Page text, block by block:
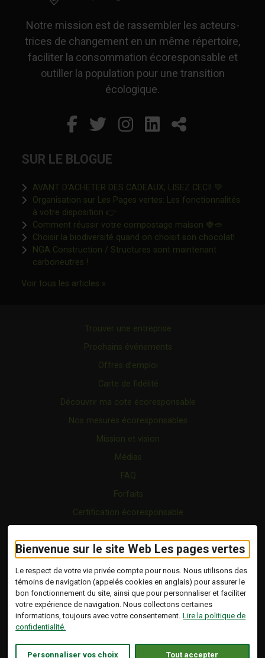
Bienvenue sur le site Web Les pages vertes
Le respect de votre vie privée compte pour nous. Nous utilisons des
témoins de navigation (appelés cookies en anglais) pour assurer le
bon fonctionnement du site, ainsi que pour personnaliser et faciliter
votre expérience de navigation. Nous collectons certaines
informations, toujours avec votre consentement. Lire la politique de
confidentialité.
Personnaliser vos choix Tout accepter
Notre mission est de rassembler les acteurs-
trices de changement en un même répertoire,
faciliter la consommation écoresponsable et
outiller la population pour une transition
écologique.
Facebook
Ce lien s'ouvrira dans
Twitter
Ce lien s'ouvrira
Instagram
Ce lien s'ouvrira
LinkedIn
Ce lien
Partager
SUR LE BLOGUE
AVANT D’ACHETER DES CADEAUX, LISEZ CECI! 💚
Organisation sur Les Pages vertes: Les fonctionnalités
à votre disposition 👉Ce lien s'ouvrira dans une nouvelle
Comment réussir votre compostage maison 🍓🥙
Choisir la biodiversité quand on choisit son chocolat!Ce lien
NGA Construction / Structures sont maintenant
carboneutres !Ce lien s'ouvrira dans une nouvelle fenêtre"
Voir tous les articles »Ce lien s'ouvrira dans une nouvelle
Trouver une entreprise
Prochains événements
Offres d’emploi
Carte de fidélité
Découvrir ma cote écoresponsable
Nos mesures écoresponsables
Mission et vision
Médias
FAQ
Forfaits
Certification écoresponsable
Vidéo
Blogue
Copyright © 2026 Tous droits réservés.
Les Pages Vertes | Répertoire d'entreprises
écoresponsables.
Conception :Ekloweb
Ce lien s'ouvrira dans